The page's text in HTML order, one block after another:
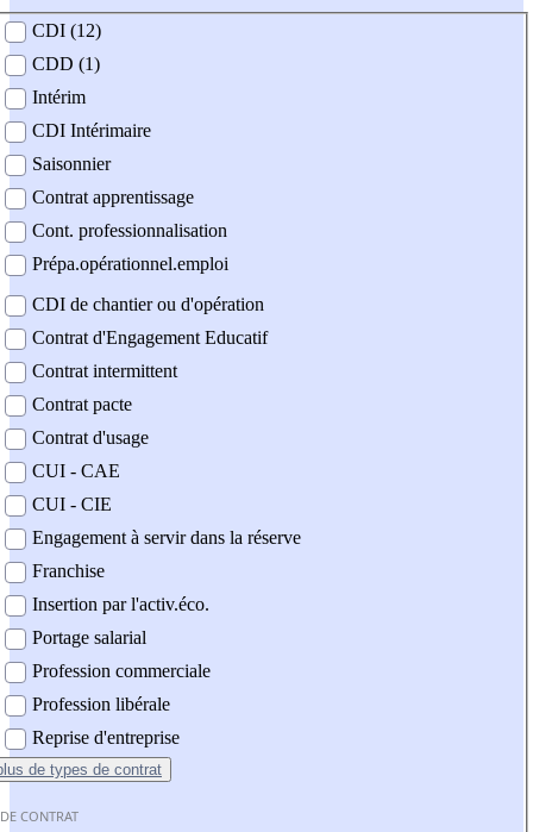
contrat
CDI (12)
CDD (1)
Intérim
CDI Intérimaire
Saisonnier
Contrat apprentissage
Cont. professionnalisation
Prépa.opérationnel.emploi
CDI de chantier ou d'opération
Contrat d'Engagement Educatif
Contrat intermittent
Contrat pacte
Contrat d'usage
CUI - CAE
CUI - CIE
Engagement à servir dans la réserve
Franchise
Insertion par l'activ.éco.
Portage salarial
Profession commerciale
Profession libérale
Reprise d'entreprise
de types de contrat
CONTRAT